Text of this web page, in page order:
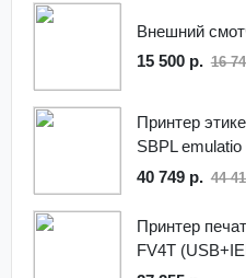
Внешний
15 500 р. 16
Принтер
SBPL
Printer
40 749 р. 44
Принтер
FV4T
QM-R)